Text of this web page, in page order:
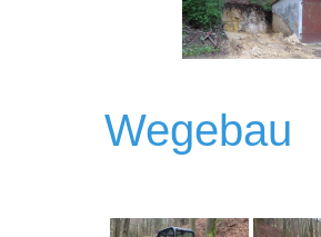
Wegebau